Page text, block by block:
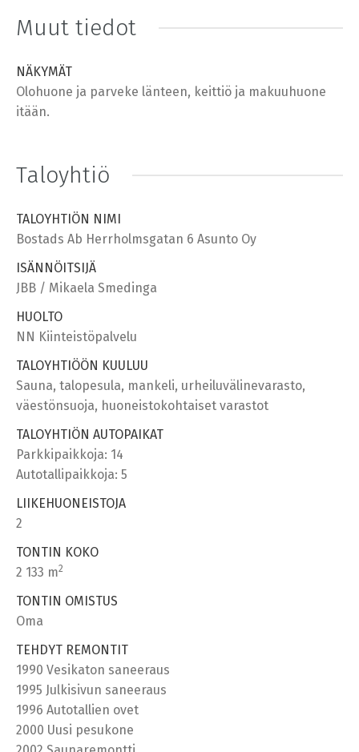
Muut tiedot
NÄKYMÄT
Olohuone ja parveke länteen, keittiö ja makuuhuone
itään.
Taloyhtiö
TALOYHTIÖN NIMI
Bostads Ab Herrholmsgatan 6 Asunto Oy
ISÄNNÖITSIJÄ
JBB / Mikaela Smedinga
HUOLTO
NN Kiinteistöpalvelu
TALOYHTIÖÖN KUULUU
Sauna, talopesula, mankeli, urheiluvälinevarasto,
väestönsuoja, huoneistokohtaiset varastot
TALOYHTIÖN AUTOPAIKAT
Parkkipaikkoja: 14
Autotallipaikkoja: 5
LIIKEHUONEISTOJA
2
TONTIN KOKO
2 133 m2
TONTIN OMISTUS
Oma
TEHDYT REMONTIT
1990 Vesikaton saneeraus
1995 Julkisivun saneeraus
1996 Autotallien ovet
2000 Uusi pesukone